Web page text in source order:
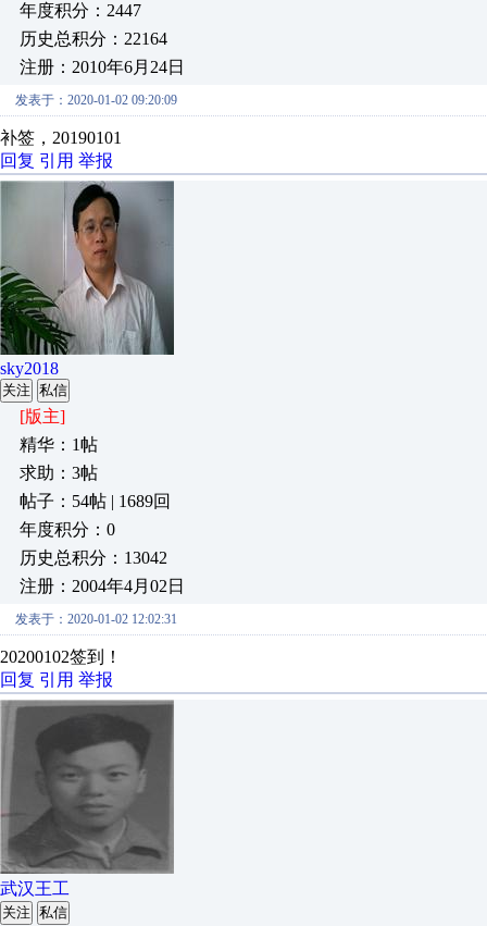
年度积分：2447
历史总积分：22164
注册：2010年6月24日
发表于：2020-01-02 09:20:09
补签，20190101
回复 引用 举报
sky2018
关注 私信
[版主]
精华：1帖
求助：3帖
帖子：54帖 | 1689回
年度积分：0
历史总积分：13042
注册：2004年4月02日
发表于：2020-01-02 12:02:31
20200102签到！
回复 引用 举报
武汉王工
关注 私信